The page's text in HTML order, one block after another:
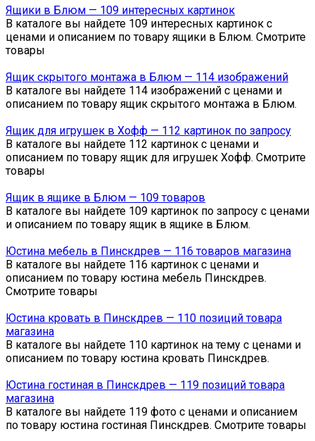
Ящики в Блюм — 109 интересных картинок
В каталоге вы найдете 109 интересных картинок с
ценами и описанием по товару ящики в Блюм. Смотрите
товары
Ящик скрытого монтажа в Блюм — 114 изображений
В каталоге вы найдете 114 изображений с ценами и
описанием по товару ящик скрытого монтажа в Блюм.
Ящик для игрушек в Хофф — 112 картинок по запросу
В каталоге вы найдете 112 картинок с ценами и
описанием по товару ящик для игрушек Хофф. Смотрите
товары
Ящик в ящике в Блюм — 109 товаров
В каталоге вы найдете 109 картинок по запросу с ценами
и описанием по товару ящик в ящике в Блюм.
Юстина мебель в Пинскдрев — 116 товаров магазина
В каталоге вы найдете 116 картинок с ценами и
описанием по товару юстина мебель Пинскдрев.
Смотрите товары
Юстина кровать в Пинскдрев — 110 позиций товара
магазина
В каталоге вы найдете 110 картинок на тему с ценами и
описанием по товару юстина кровать Пинскдрев.
Юстина гостиная в Пинскдрев — 119 позиций товара
магазина
В каталоге вы найдете 119 фото с ценами и описанием
по товару юстина гостиная Пинскдрев. Смотрите товары